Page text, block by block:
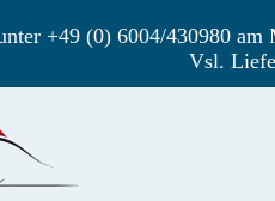
+49 (0) 6004/430980
Vsl.